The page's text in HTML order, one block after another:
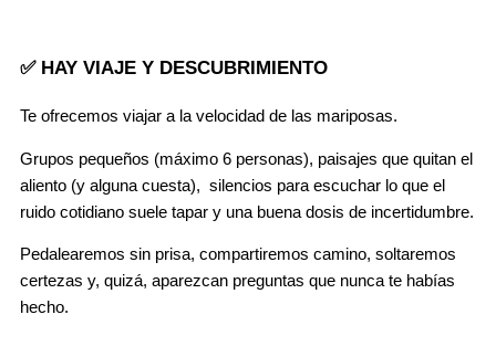
✅ HAY VIAJE Y DESCUBRIMIENTO
Te ofrecemos viajar a la velocidad de las mariposas.
Grupos pequeños (máximo 6 personas), paisajes que quitan el
aliento (y alguna cuesta), silencios para escuchar lo que el
ruido cotidiano suele tapar y una buena dosis de incertidumbre.
Pedalearemos sin prisa, compartiremos camino, soltaremos
certezas y, quizá, aparezcan preguntas que nunca te habías
hecho.